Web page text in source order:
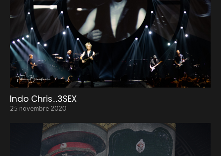
Indo Chris…3SEX
25 novembre 2020